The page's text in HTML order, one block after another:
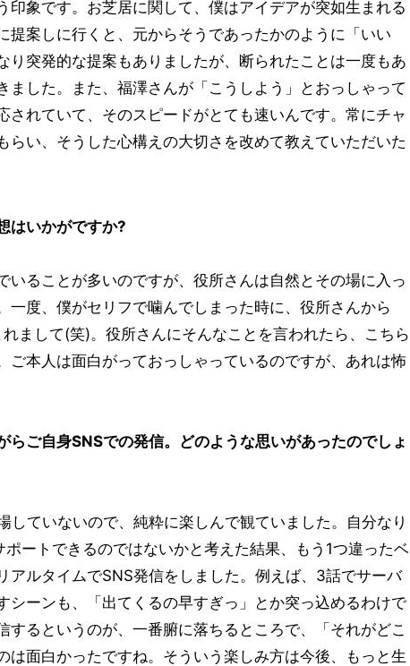
印象です。お芝居に関して、僕はアイデアが突如生まれる
提案しに行くと、元からそうであったかのように「いい
り突発的な提案もありましたが、断られたことは一度もあ
ました。また、福澤さんが「こうしよう」とおっしゃって
されていて、そのスピードがとても速いんです。常にチャ
らい、そうした心構えの大切さを改めて教えていただいた
はいかがですか?
いることが多いのですが、役所さんは自然とその場に入っ
一度、僕がセリフで噛んでしまった時に、役所さんから
れまして(笑)。役所さんにそんなことを言われたら、こちら
ご本人は面白がっておっしゃっているのですが、あれは怖
ご自身SNSでの発信。どのような思いがあったのでしょ
していないので、純粋に楽しんで観ていました。自分なり
ートできるのではないかと考えた結果、もう1つ違ったベ
アルタイムでSNS発信をしました。例えば、3話でサーバ
シーンも、「出てくるの早すぎっ」とか突っ込めるわけで
するというのが、一番腑に落ちるところで、「それがどこ
は面白かったですね。そういう楽しみ方は今後、もっと生